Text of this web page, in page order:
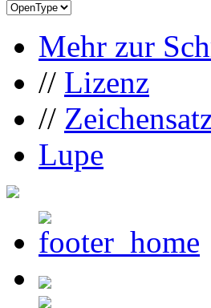
Mehr zur
// Lizenz
//
Lupe